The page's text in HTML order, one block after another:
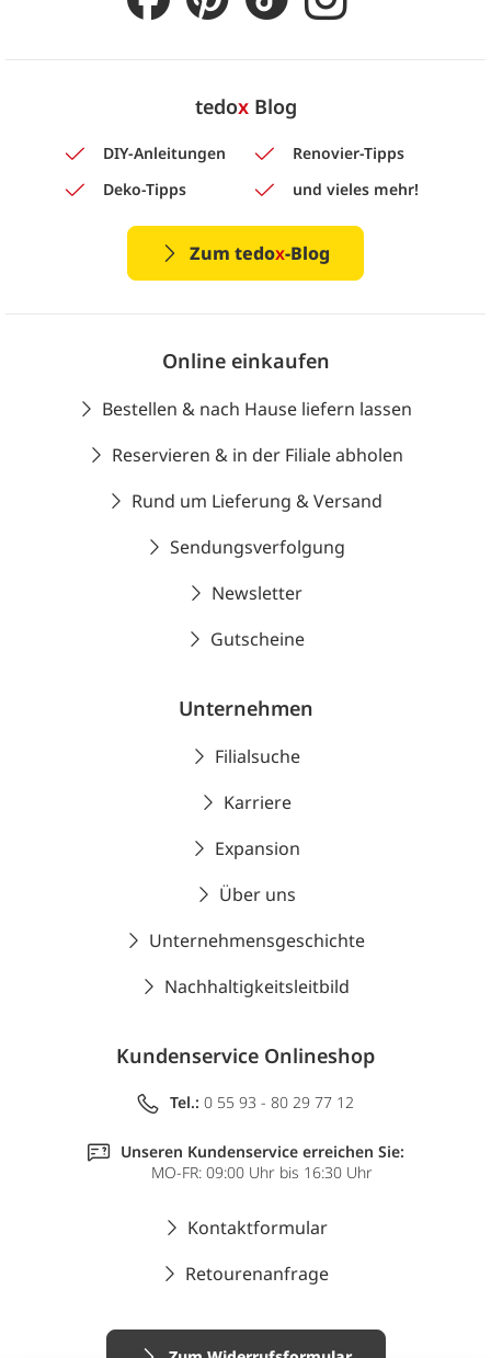
tedoxBlog
DIY-Anleitungen
Renovier-Tipps
Deko-Tipps
und vieles mehr!
Zum tedox-Blog
Online einkaufen
Bestellen & nach Hause liefern lassen
Reservieren & in der Filiale abholen
Rund um Lieferung & Versand
Sendungsverfolgung
Newsletter
Gutscheine
Unternehmen
Filialsuche
Karriere
Expansion
Über uns
Unternehmensgeschichte
Nachhaltigkeitsleitbild
Kundenservice Onlineshop
Tel.: 0 55 93 - 80 29 77 12
Unseren Kundenservice erreichen Sie:
MO-FR: 09:00 Uhr bis 16:30 Uhr
Kontaktformular
Retourenanfrage